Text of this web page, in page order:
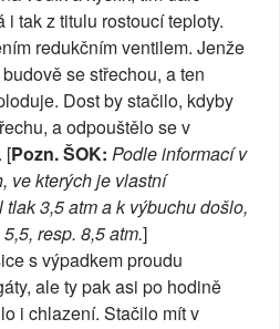
i tak z titulu rostoucí teploty.
redukčním ventilem. Jenže
se střechou, a ten
Dost by stačilo, kdyby
a odpouštělo se v
[Pozn. ŠOK: Podle informací v
ve kterých je vlastní
3,5 atm a k výbuchu došlo,
resp. 8,5 atm.]
s výpadkem proudu
ale ty pak asi po hodině
i chlazení. Stačilo mít v